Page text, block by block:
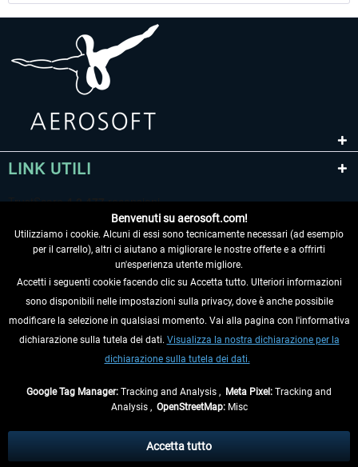
LINK UTILI
RECEDERE DAL CONTRATTO
INFORMAZIONI
eventualmente le spese di spedizione, se non diversamente descritto.
** Riguarda le spedizioni al di fuori della Germania, i tempi di consegna per le
Benvenuti su aerosoft.com!
Utilizziamo i cookie. Alcuni di essi sono tecnicamente necessari (ad esempio
per il carrello), altri ci aiutano a migliorare le nostre offerte e a offrirti
un'esperienza utente migliore.
Accetti i seguenti cookie facendo clic su Accetta tutto. Ulteriori informazioni
sono disponibili nelle impostazioni sulla privacy, dove è anche possibile
modificare la selezione in qualsiasi momento. Vai alla pagina con l'informativa
dichiarazione sulla tutela dei dati. Visualizza la nostra dichiarazione per la
dichiarazione sulla tutela dei dati.
Google Tag Manager: Tracking and Analysis , Meta Pixel: Tracking and
Analysis , OpenStreetMap:Misc
Accetta tutto